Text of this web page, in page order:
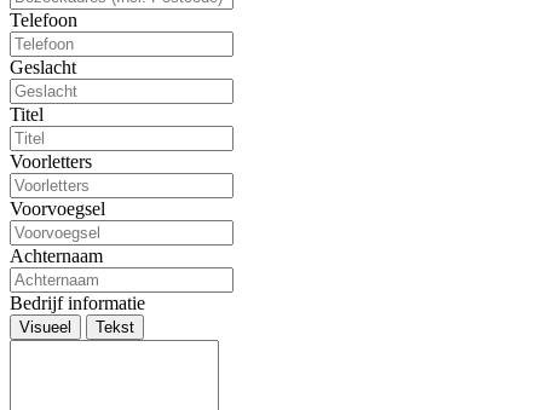
Telefoon
Geslacht
Titel
Voorletters
Voorvoegsel
Achternaam
Bedrijf informatie
Visueel Tekst